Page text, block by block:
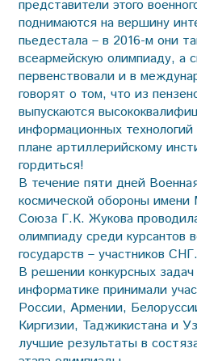
представители этого
поднимаются на вершину
пьедестала – в 2016-м они
всеармейскую олимпиаду, а
первенствовали и в
говорят о том, что из
выпускаются
информационных
плане артиллерийскому
гордиться!
В течение пяти дней
космической обороны имени
Союза Г.К. Жукова
олимпиаду среди курсантов
государств – участников СНГ.
В решении конкурсных
информатике принимали
России, Армении,
Киргизии, Таджикистана и
лучшие результаты в